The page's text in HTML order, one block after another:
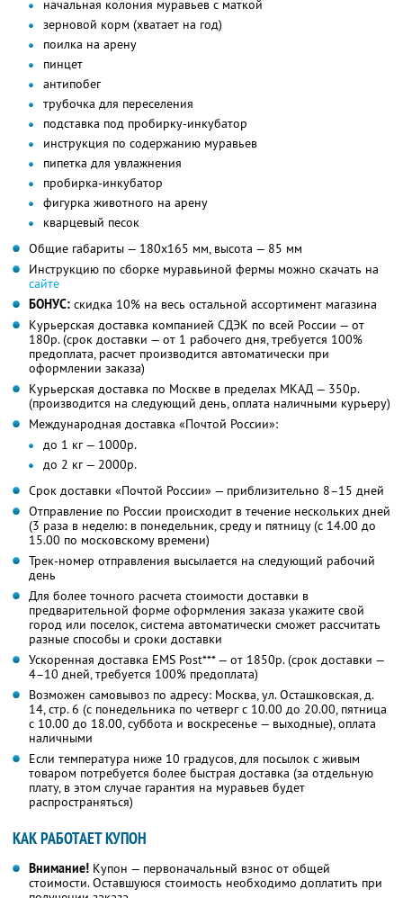
начальная колония муравьев с маткой
зерновой корм (хватает на год)
поилка на арену
пинцет
антипобег
трубочка для переселения
подставка под пробирку-инкубатор
инструкция по содержанию муравьев
пипетка для увлажнения
пробирка-инкубатор
фигурка животного на арену
кварцевый песок
Общие габариты — 180х165 мм, высота — 85 мм
Инструкцию по сборке муравьиной фермы можно скачать на
сайте
БОНУС: скидка 10% на весь остальной ассортимент магазина
Курьерская доставка компанией СДЭК по всей России — от
180р. (срок доставки — от 1 рабочего дня, требуется 100%
предоплата, расчет производится автоматически при
оформлении заказа)
Курьерская доставка по Москве в пределах МКАД — 350р.
(производится на следующий день, оплата наличными курьеру)
Международная доставка «Почтой России»:
до 1 кг — 1000р.
до 2 кг — 2000р.
Срок доставки «Почтой России» — приблизительно 8–15 дней
Отправление по России происходит в течение нескольких дней
(3 раза в неделю: в понедельник, среду и пятницу (с 14.00 до
15.00 по московскому времени)
Трек-номер отправления высылается на следующий рабочий
день
Для более точного расчета стоимости доставки в
предварительной форме оформления заказа укажите свой
город или поселок, система автоматически сможет рассчитать
разные способы и сроки доставки
Ускоренная доставка EMS Post*** — от 1850р. (срок доставки —
4–10 дней, требуется 100% предоплата)
Возможен самовывоз по адресу: Москва, ул. Осташковская, д.
14, стр. 6 (с понедельника по четверг с 10.00 до 20.00, пятница
с 10.00 до 18.00, суббота и воскресенье — выходные), оплата
наличными
Если температура ниже 10 градусов, для посылок с живым
товаром потребуется более быстрая доставка (за отдельную
плату, в этом случае гарантия на муравьев будет
распространяться)
КАК РАБОТАЕТ КУПОН
Внимание! Купон — первоначальный взнос от общей
стоимости. Оставшуюся стоимость необходимо доплатить при